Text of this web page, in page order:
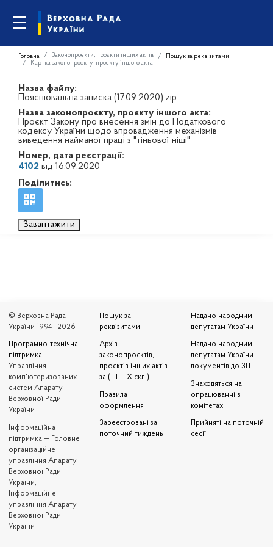
Головна Законопроєкти, проєкти інших актів
Пошук за реквізитами
Картка законопроєкту, проєкту іншого акта
Назва файлу:
Пояснювальна записка (17.09.2020).zip
Назва законопроєкту, проєкту іншого акта:
Проєкт Закону про внесення змін до Податкового
кодексу України щодо впровадження механізмів
виведення найманої праці з "тіньової ніші"
Номер, дата реєстрації:
4102 від 16.09.2020
Поділитись:
Завантажити
© Верховна Рада
України 1994—2026
Програмно-технічна
підтримка —
Управління
комп'ютеризованих
систем Апарату
Верховної Ради
України
Iнформаційна
підтримка — Головне
організаційне
управління Апарату
Верховної Ради
України,
Інформаційне
управління Апарату
Верховної Ради
України
Пошук за
реквізитами
Архів
законопроєктів,
проєктів інших актів
за ( III – IX скл.)
Правила
оформлення
Зареєстровані за
поточний тиждень
Надано народним
депутатам України
Надано народним
депутатам України
документів до ЗП
Знаходяться на
опрацюванні в
комітетах
Прийняті на поточній
сесії